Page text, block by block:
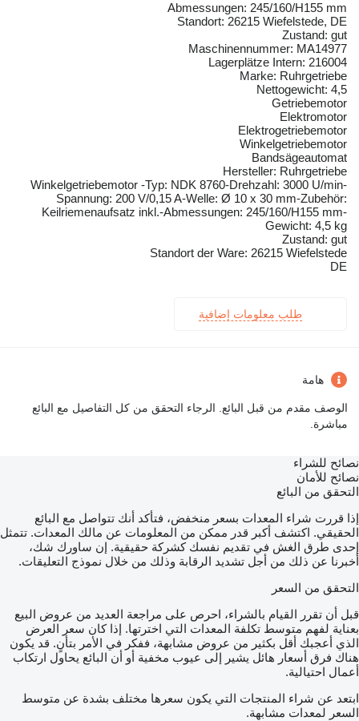
Abmessungen: 245/160/H155 mm
Standort: 26215 Wiefelstede, DE
Zustand: gut
Maschinennummer: MA14977
Lagerplätze Intern: 216004
Marke: Ruhrgetriebe
Nettogewicht: 4,5
Getriebemotor
Elektromotor
Elektrogetriebemotor
Winkelgetriebemotor
Bandsägeautomat
Hersteller: Ruhrgetriebe
Winkelgetriebemotor -Typ: NDK 8760-Drehzahl: 3000 U/min-
Spannung: 200 V/0,15 A-Welle: Ø 10 x 30 mm-Zubehör:
Keilriemenaufsatz inkl.-Abmessungen: 245/160/H155 mm-
Gewicht: 4,5 kg
Zustand: gut
Standort der Ware: 26215 Wiefelstede
DE
طلب معلومات إضافية
هامة
الوصف مقدم من قبل البائع. الرجاء التحقق من كل التفاصيل مع البائع
مباشرة.
نصائح للشراء
نصائح للأمان
التحقق من البائع
إذا قررت شراء المعدات بسعر منخفض، فتأكد أنك تتواصل مع البائع
الحقيقي. اكتشف أكبر قدر ممكن من المعلومات عن مالك المعدات. تتمثل
إحدى طرق الغش في تقديم نفسك كشركة حقيقية. إن ساورك شك،
أخبرنا عن ذلك من أجل تشديد الرقابة وذلك من خلال نموذج التعليقات.
التحقق من السعر
قبل أن تقرر القيام بالشراء، احرص على مراجعة العديد من عروض البيع
بعناية لفهم متوسط تكلفة المعدات التي اخترتها. إذا كان سعر العرض
الذي أعجبك أقل بكثير من عروض مشابهة، ففكر في الأمر بتأنٍ. قد يكون
هناك فرق أسعار هائل يشير إلى عيوب مخفية أو أن البائع يحاول ارتكاب
أعمال احتيالية.
ابتعد عن شراء المنتجات التي يكون سعرها مختلف بشدة عن متوسط
السعر لمعدات مشابهة.